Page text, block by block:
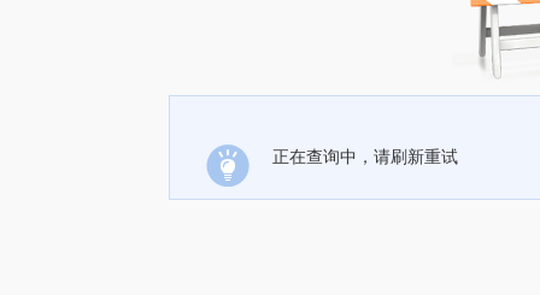
正在查询中，请刷新重试